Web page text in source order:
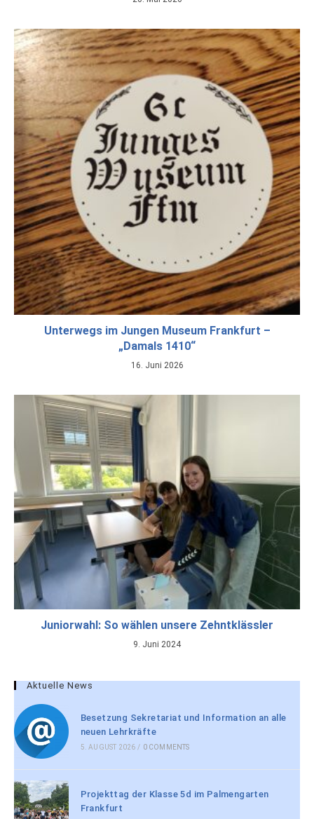
Unterwegs im Jungen Museum Frankfurt –
„Damals 1410“
16. Juni 2026
Juniorwahl: So wählen unsere Zehntklässler
9. Juni 2024
Aktuelle News
Besetzung Sekretariat und Information an alle
neuen Lehrkräfte
5. AUGUST 2026 / 0 COMMENTS
Projekttag der Klasse 5d im Palmengarten
Frankfurt